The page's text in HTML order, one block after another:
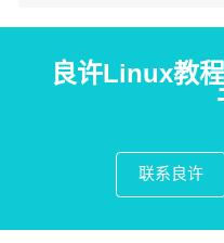
良许Linux教
联系良许